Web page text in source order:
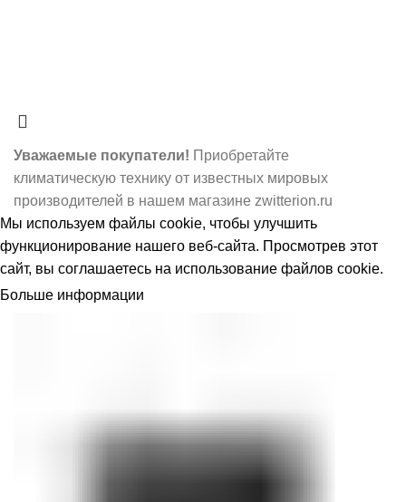
Уважаемые покупатели! Приобретайте
климатическую технику от известных мировых
производителей в нашем магазине zwitterion.ru
Мы используем файлы cookie, чтобы улучшить
функционирование нашего веб-сайта. Просмотрев этот
сайт, вы соглашаетесь на использование файлов cookie.
Больше информации